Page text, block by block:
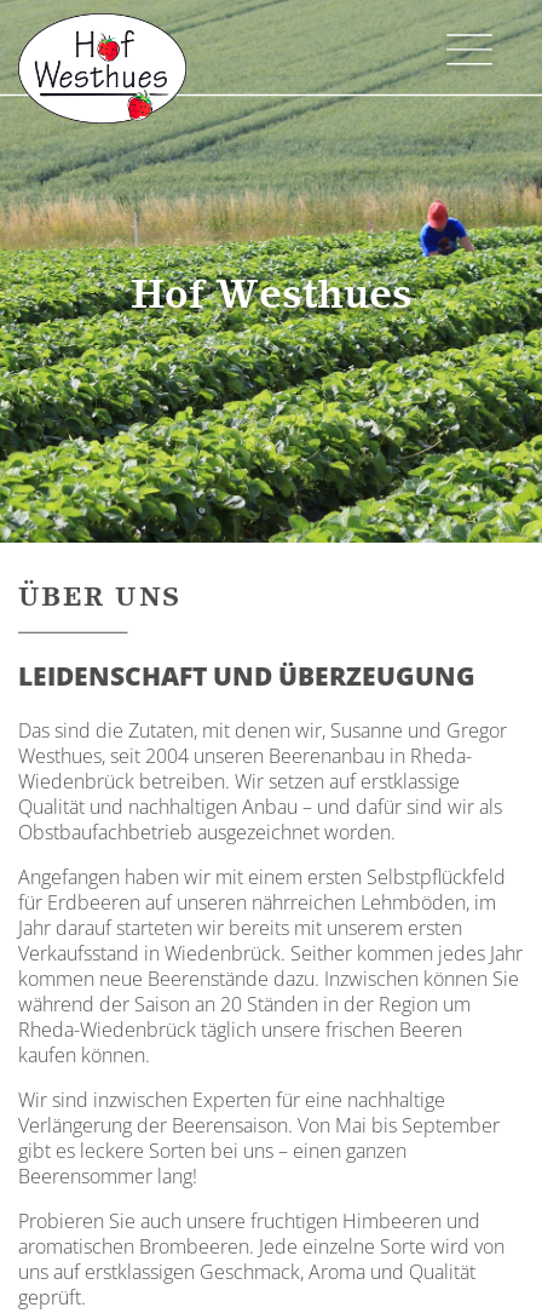
Hof Westhues
ÜBER UNS
LEIDENSCHAFT UND ÜBERZEUGUNG
Das sind die Zutaten, mit denen wir, Susanne und Gregor
Westhues, seit 2004 unseren Beerenanbau in Rheda-
Wiedenbrück betreiben. Wir setzen auf erstklassige
Qualität und nachhaltigen Anbau – und dafür sind wir als
Obstbaufachbetrieb ausgezeichnet worden.
Angefangen haben wir mit einem ersten Selbstpflückfeld
für Erdbeeren auf unseren nährreichen Lehmböden, im
Jahr darauf starteten wir bereits mit unserem ersten
Verkaufsstand in Wiedenbrück. Seither kommen jedes Jahr
kommen neue Beerenstände dazu. Inzwischen können Sie
während der Saison an 20 Ständen in der Region um
Rheda-Wiedenbrück täglich unsere frischen Beeren
kaufen können.
Wir sind inzwischen Experten für eine nachhaltige
Verlängerung der Beerensaison. Von Mai bis September
gibt es leckere Sorten bei uns – einen ganzen
Beerensommer lang!
Probieren Sie auch unsere fruchtigen Himbeeren und
aromatischen Brombeeren. Jede einzelne Sorte wird von
uns auf erstklassigen Geschmack, Aroma und Qualität
geprüft.